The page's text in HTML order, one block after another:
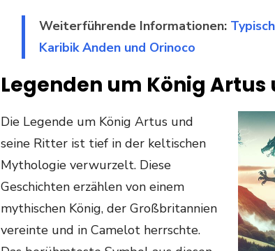
Weiterführende Informationen:
Karibik Anden und Orinoco
Legenden um König Artus
Die Legende um König Artus und
seine Ritter ist tief in der keltischen
Mythologie verwurzelt. Diese
Geschichten erzählen von einem
mythischen König, der Großbritannien
vereinte und in Camelot herrschte.